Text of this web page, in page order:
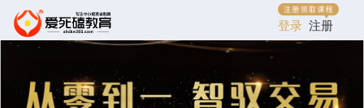
登录 注册